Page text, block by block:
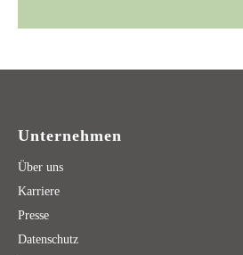
Unternehmen
Über uns
Karriere
Presse
Datenschutz